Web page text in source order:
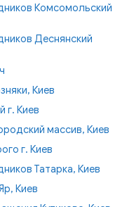
Комсомольский
Деснянский
Киев
г. Киев
массив, Киев
г. Киев
Татарка, Киев
Киев